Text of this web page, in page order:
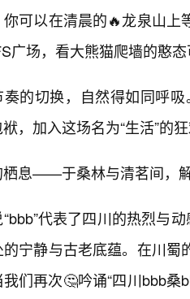
你可以在清晨的🔥龙泉山
广场，看大熊猫爬墙的憨
的切换，自然得如同呼
，加入这场名为“生活”的
栖息——于桑林与清茗间，
代表了四川的热烈与
的宁静与古老底蕴。在川
们再次🤔吟诵“四川bbb桑